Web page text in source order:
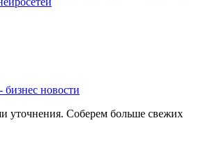
бизнес новости
уточнения. Соберем больше свежих